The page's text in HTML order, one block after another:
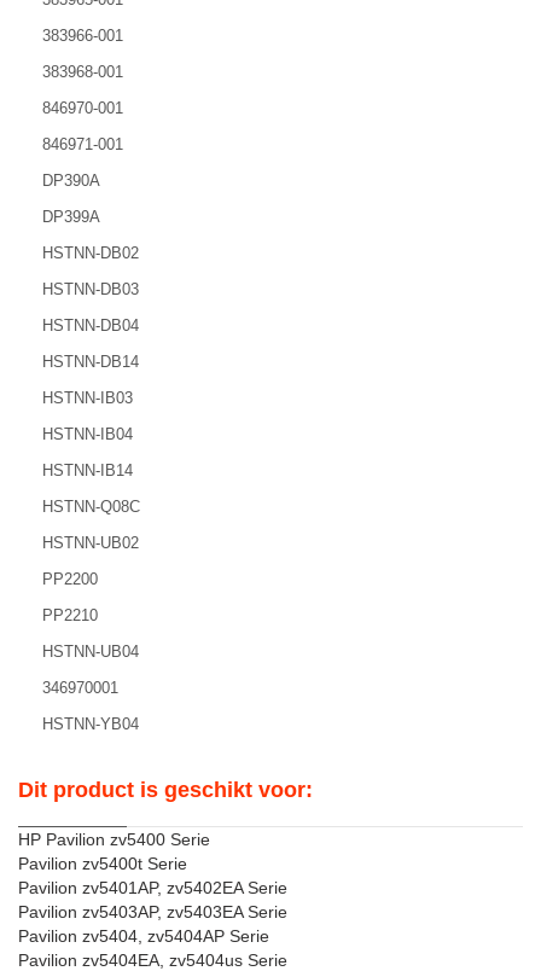
383966-001
383968-001
846970-001
846971-001
DP390A
DP399A
HSTNN-DB02
HSTNN-DB03
HSTNN-DB04
HSTNN-DB14
HSTNN-IB03
HSTNN-IB04
HSTNN-IB14
HSTNN-Q08C
HSTNN-UB02
PP2200
PP2210
HSTNN-UB04
346970001
HSTNN-YB04
Dit product is geschikt voor:
HP Pavilion zv5400 Serie
Pavilion zv5400t Serie
Pavilion zv5401AP, zv5402EA Serie
Pavilion zv5403AP, zv5403EA Serie
Pavilion zv5404, zv5404AP Serie
Pavilion zv5404EA, zv5404us Serie